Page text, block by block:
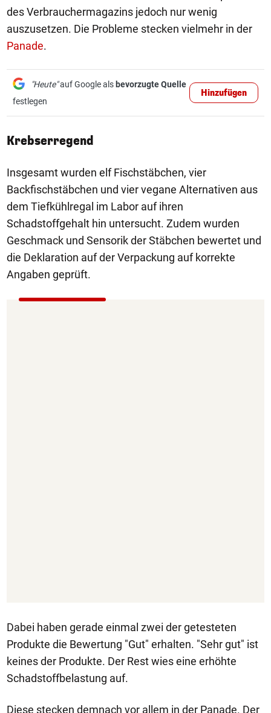
des Verbrauchermagazins jedoch nur wenig
auszusetzen. Die Probleme stecken vielmehr in der
Panade.
"Heute"auf Google als bevorzugte Quelle
festlegen
Hinzufügen
Krebserregend
Insgesamt wurden elf Fischstäbchen, vier
Backfischstäbchen und vier vegane Alternativen aus
dem Tiefkühlregal im Labor auf ihren
Schadstoffgehalt hin untersucht. Zudem wurden
Geschmack und Sensorik der Stäbchen bewertet und
die Deklaration auf der Verpackung auf korrekte
Angaben geprüft.
Dabei haben gerade einmal zwei der getesteten
Produkte die Bewertung "Gut" erhalten. "Sehr gut" ist
keines der Produkte. Der Rest wies eine erhöhte
Schadstoffbelastung auf.
Diese stecken demnach vor allem in der Panade. Der